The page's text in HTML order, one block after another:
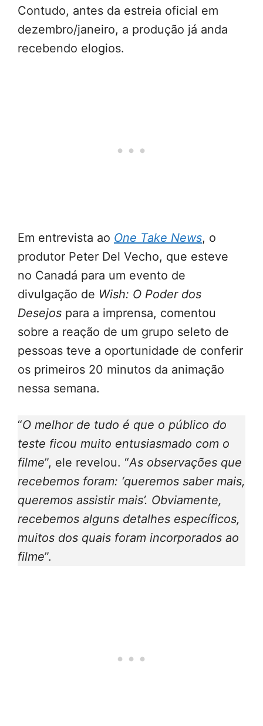
Contudo, antes da estreia oficial em
dezembro/janeiro, a produção já anda
recebendo elogios.
Em entrevista ao One Take News, o
produtor Peter Del Vecho, que esteve
no Canadá para um evento de
divulgação de Wish: O Poder dos
Desejos para a imprensa, comentou
sobre a reação de um grupo seleto de
pessoas teve a oportunidade de conferir
os primeiros 20 minutos da animação
nessa semana.
“O melhor de tudo é que o público do
teste ficou muito entusiasmado com o
filme”, ele revelou. “As observações que
recebemos foram: ‘queremos saber mais,
queremos assistir mais’. Obviamente,
recebemos alguns detalhes específicos,
muitos dos quais foram incorporados ao
filme”.